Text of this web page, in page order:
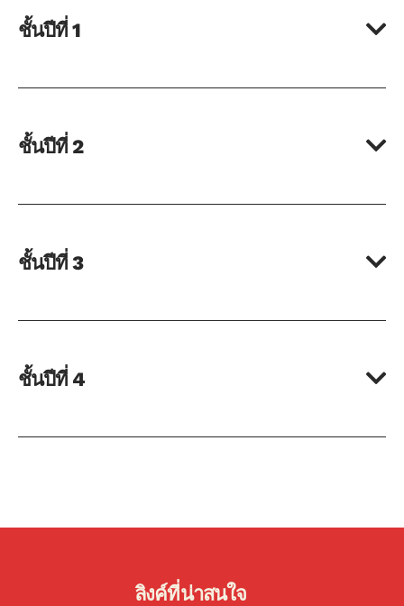
ชั้นปีที่ 1
ชั้นปีที่ 2
ชั้นปีที่ 3
ชั้นปีที่ 4
ลิงค์ที่น่าสนใจ